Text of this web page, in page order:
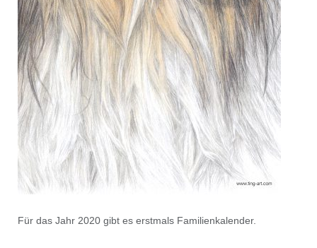
Für das Jahr 2020 gibt es erstmals Familienkalender.